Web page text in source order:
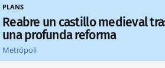
PLANS
Reabre un castillo medieval
una profunda reforma
Metrópoli